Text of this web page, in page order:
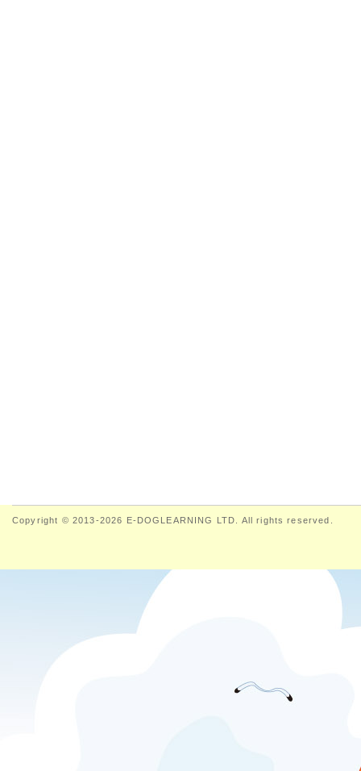
Copyright © 2013-2026 E-DOGLEARNING LTD. All rights reserved.